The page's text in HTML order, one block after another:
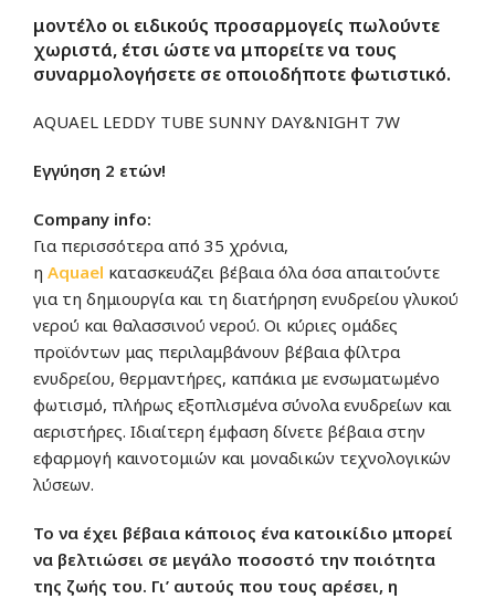
μοντέλο οι ειδικούς προσαρμογείς πωλούντε
χωριστά, έτσι ώστε να μπορείτε να τους
συναρμολογήσετε σε οποιοδήποτε φωτιστικό.
AQUAEL LEDDY TUBE SUNNY DAY&NIGHT 7W
Εγγύηση 2 ετών!
Company info:
Για περισσότερα από 35 χρόνια,
η Aquael κατασκευάζει βέβαια όλα όσα απαιτούντε
για τη δημιουργία και τη διατήρηση ενυδρείου γλυκού
νερού και θαλασσινού νερού. Οι κύριες ομάδες
προϊόντων μας περιλαμβάνουν βέβαια φίλτρα
ενυδρείου, θερμαντήρες, καπάκια με ενσωματωμένο
φωτισμό, πλήρως εξοπλισμένα σύνολα ενυδρείων και
αεριστήρες. Ιδιαίτερη έμφαση δίνετε βέβαια στην
εφαρμογή καινοτομιών και μοναδικών τεχνολογικών
λύσεων.
Το να έχει βέβαια κάποιος ένα κατοικίδιο μπορεί
να βελτιώσει σε μεγάλο ποσοστό την ποιότητα
της ζωής του. Γι’ αυτούς που τους αρέσει, η